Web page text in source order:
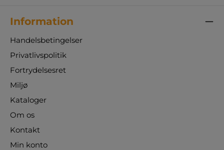
Information
Handelsbetingelser
Privatlivspolitik
Fortrydelsesret
Miljø
Kataloger
Om os
Kontakt
Min konto